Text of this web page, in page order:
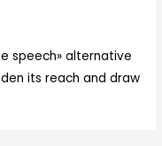
speech» alternative
its reach and draw